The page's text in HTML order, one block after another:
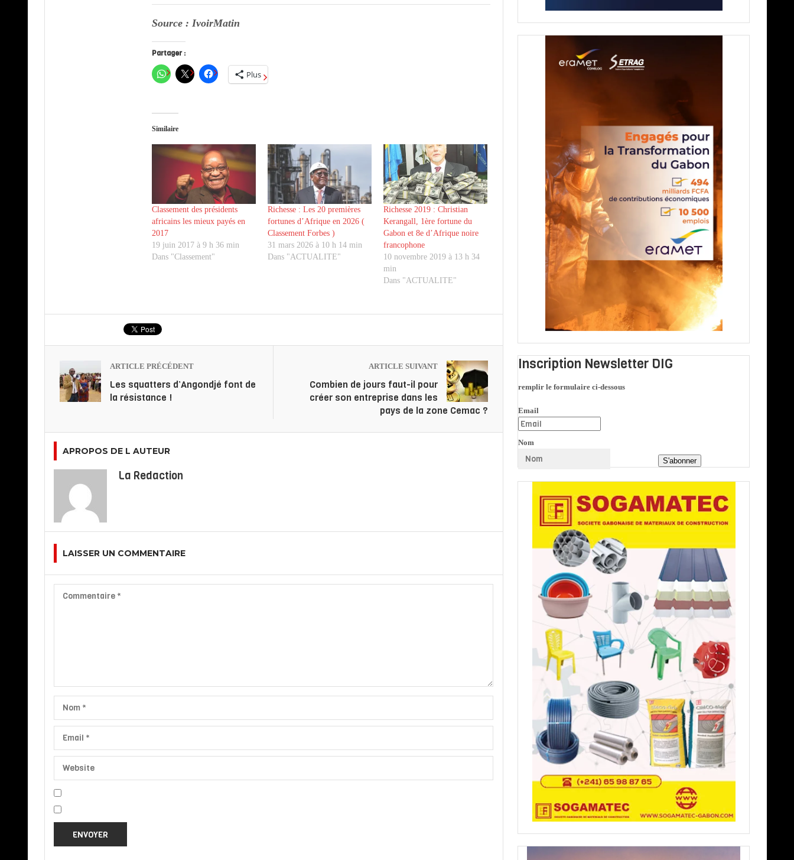
Source : IvoirMatin
Partager :
Plus
Similaire
Classement des présidents
africains les mieux payés en
2017
19 juin 2017 à 9 h 36 min
Dans "Classement"
Richesse : Les 20 premières
fortunes d’Afrique en 2026 (
Classement Forbes )
31 mars 2026 à 10 h 14 min
Dans "ACTUALITE"
Richesse 2019 : Christian
Kerangall, 1ère fortune du
Gabon et 8e d’Afrique noire
francophone
10 novembre 2019 à 13 h 34
min
Dans "ACTUALITE"
ARTICLE PRÉCÉDENT
Les squatters d’Angondjé font de
la résistance !
ARTICLE SUIVANT
Combien de jours faut-il pour
créer son entreprise dans les
pays de la zone Cemac ?
APROPOS DE L AUTEUR
La Redaction
LAISSER UN COMMENTAIRE
Inscription Newsletter DIG
remplir le formulaire ci-dessous
Email
Nom
S'abonner